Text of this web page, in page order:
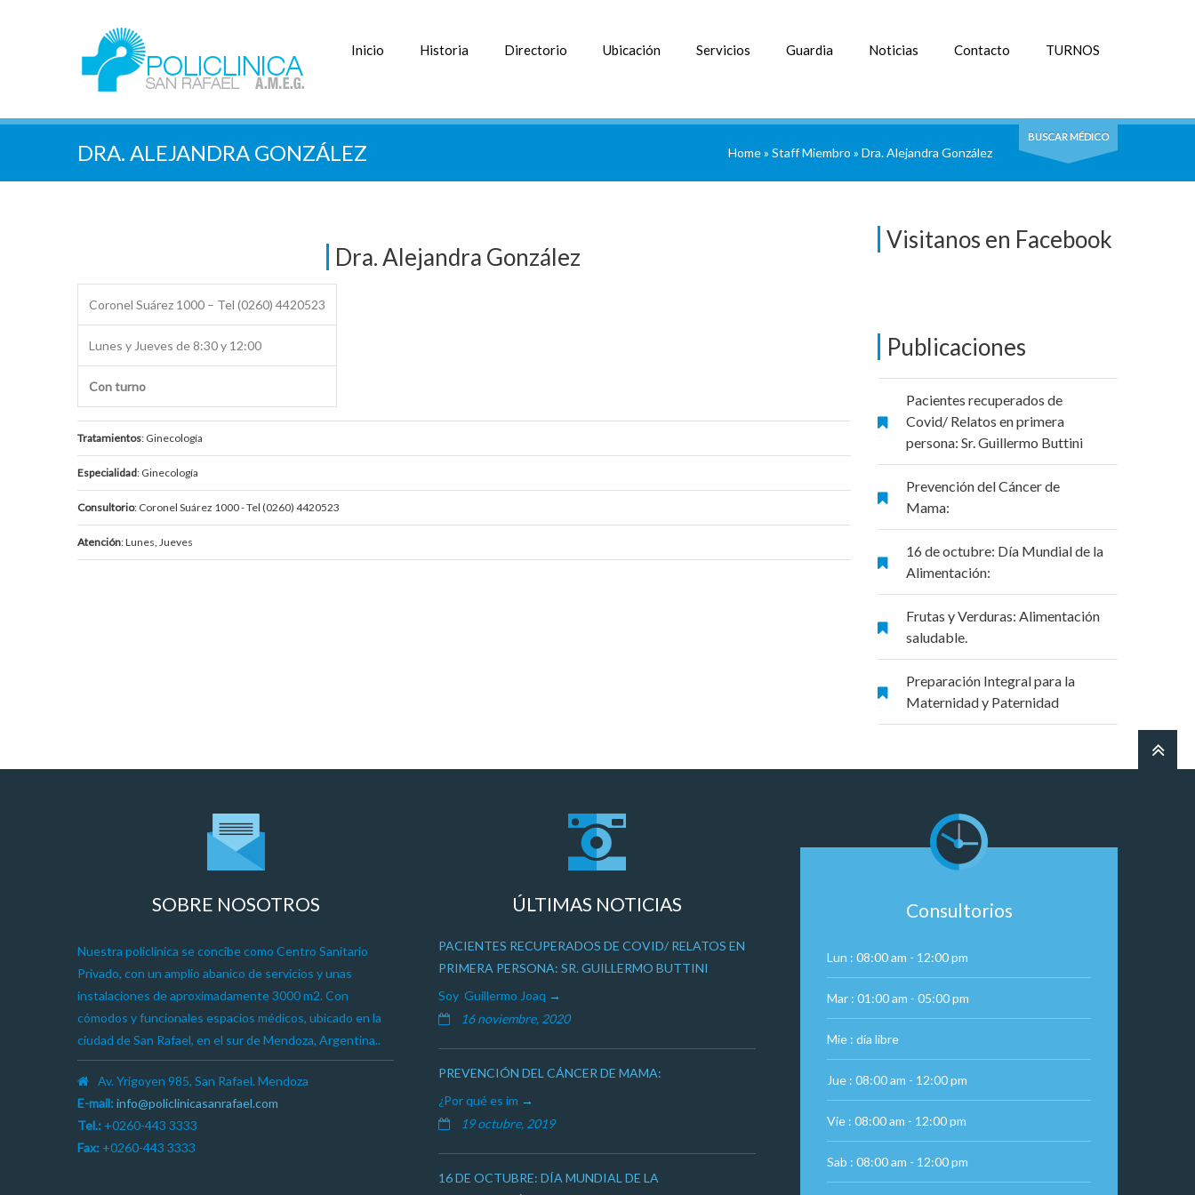
Inicio Historia Directorio Ubicación Servicios Guardia Noticias Contacto TURNOS
BUSCAR MÉDICO
DRA. ALEJANDRA GONZÁLEZ Home» Staff Miembro » Dra. Alejandra González
Visitanos en Facebook
Publicaciones
Pacientes recuperados de
Covid/ Relatos en primera
persona: Sr. Guillermo Buttini
Prevención del Cáncer de
Mama:
16 de octubre: Día Mundial de la
Alimentación:
Frutas y Verduras: Alimentación
saludable.
Preparación Integral para la
Maternidad y Paternidad
Dra. Alejandra González
Coronel Suárez 1000 – Tel (0260) 4420523
Lunes y Jueves de 8:30 y 12:00
Con turno
Tratamientos: Ginecología
Especialidad: Ginecología
Consultorio: Coronel Suárez 1000 - Tel (0260) 4420523
Atención: Lunes, Jueves
SOBRE NOSOTROS
Nuestra policlínica se concibe como Centro Sanitario
Privado, con un amplio abanico de servicios y unas
instalaciones de aproximadamente 3000 m2. Con
cómodos y funcionales espacios médicos, ubicado en la
ciudad de San Rafael, en el sur de Mendoza, Argentina..
Av. Yrigoyen 985, San Rafael. Mendoza
E-mail: info@policlinicasanrafael.com
Tel.: +0260-443 3333
Fax: +0260-443 3333
ÚLTIMAS NOTICIAS
PACIENTES RECUPERADOS DE COVID/ RELATOS EN
PRIMERA PERSONA: SR. GUILLERMO BUTTINI
Soy Guillermo Joaq
16 noviembre, 2020
PREVENCIÓN DEL CÁNCER DE MAMA:
¿Por qué es im
19 octubre, 2019
16 DE OCTUBRE: DÍA MUNDIAL DE LA
Consultorios
Lun : 08:00 am - 12:00 pm
Mar : 01:00 am - 05:00 pm
Mie : día libre
Jue : 08:00 am - 12:00 pm
Vie : 08:00 am - 12:00 pm
Sab : 08:00 am - 12:00 pm